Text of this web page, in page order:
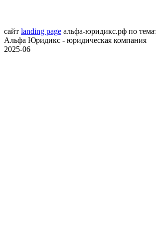
сайт landing page альфа-юридикс.рф по
Альфа Юридикс - юридическая компания
2025-06